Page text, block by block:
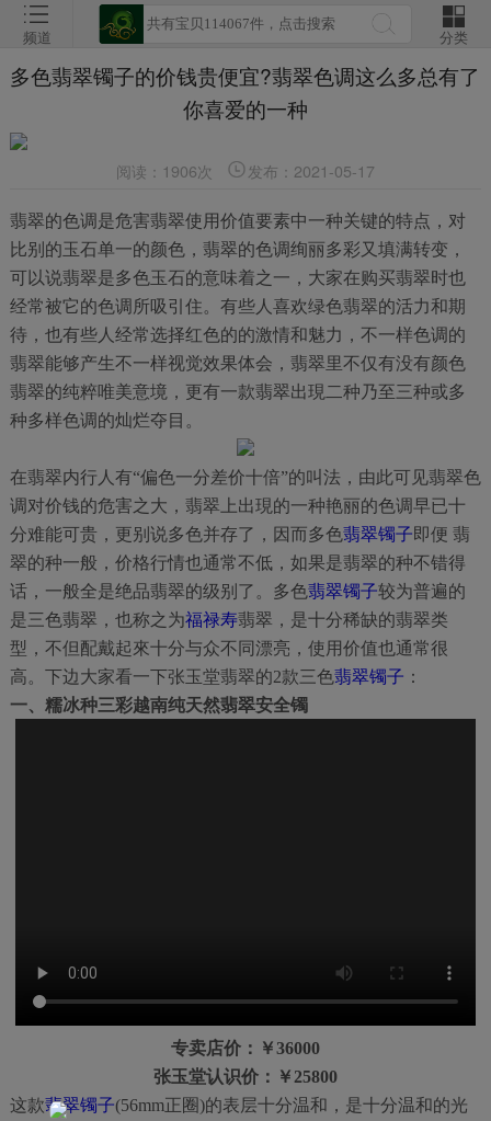
频道 分类
多色翡翠镯子的价钱贵便宜?翡翠色调这么多总有了
你喜爱的一种
阅读：1906次 发布：2021-05-17
翡翠的色调是危害翡翠使用价值要素中一种关键的特点，对
比别的玉石单一的颜色，翡翠的色调绚丽多彩又填满转变，
可以说翡翠是多色玉石的意味着之一，大家在购买翡翠时也
经常被它的色调所吸引住。有些人喜欢绿色翡翠的活力和期
待，也有些人经常选择红色的的激情和魅力，不一样色调的
翡翠能够产生不一样视觉效果体会，翡翠里不仅有没有颜色
翡翠的纯粹唯美意境，更有一款翡翠出現二种乃至三种或多
种多样色调的灿烂夺目。
在翡翠内行人有“偏色一分差价十倍”的叫法，由此可见翡翠色
调对价钱的危害之大，翡翠上出現的一种艳丽的色调早已十
分难能可贵，更别说多色并存了，因而多色翡翠镯子即便 翡
翠的种一般，价格行情也通常不低，如果是翡翠的种不错得
话，一般全是绝品翡翠的级别了。多色翡翠镯子较为普遍的
是三色翡翠，也称之为福禄寿翡翠，是十分稀缺的翡翠类
型，不但配戴起來十分与众不同漂亮，使用价值也通常很
高。下边大家看一下张玉堂翡翠的2款三色翡翠镯子 ：
一、糯冰种三彩越南纯天然翡翠安全镯
专卖店价：￥36000
张玉堂认识价：￥25800
这款翡翠镯子(56mm正圈)的表层十分温和，是十分温和的光